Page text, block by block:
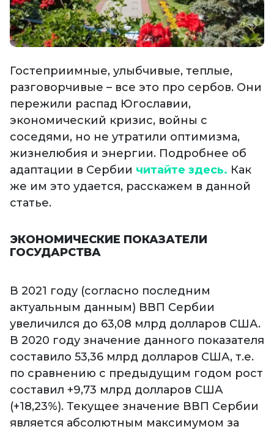
Гостеприимные, улыбчивые, теплые,
разговорчивые – все это про сербов. Они
пережили распад Югославии,
экономический кризис, войны с
соседями, но не утратили оптимизма,
жизнелюбия и энергии. Подробнее об
адаптации в Сербии читайте здесь. Как
же им это удается, расскажем в данной
статье.
ЭКОНОМИЧЕСКИЕ ПОКАЗАТЕЛИ
ГОСУДАРСТВА
В 2021 году (согласно последним
актуальным данным) ВВП Сербии
увеличился до 63,08 млрд долларов США.
В 2020 году значение данного показателя
составило 53,36 млрд долларов США, т.е.
по сравнению с предыдущим годом рост
составил +9,73 млрд долларов США
(+18,23%). Текущее значение ВВП Сербии
является абсолютным максимумом за